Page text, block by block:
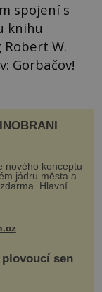
spojení s
knihu
W.
Gorbačov!
nového konceptu
jádru města a
Hlavní
na Karlově a
burčák, pes...
sen